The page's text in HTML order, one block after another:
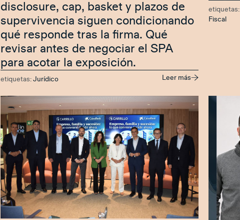
disclosure, cap, basket y plazos de
supervivencia siguen condicionando
qué responde tras la firma. Qué
revisar antes de negociar el SPA
para acotar la exposición.
etiquetas:Jurídico Leer más
etiquetas:
Fiscal